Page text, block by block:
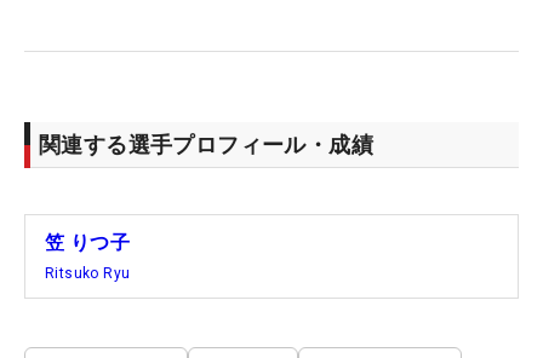
関連する選手プロフィール・成績
笠 りつ子
Ritsuko Ryu